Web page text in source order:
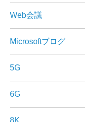
Web会議
Microsoftブログ
5G
6G
8K